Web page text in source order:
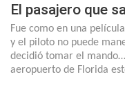
El pasajero que
Fue como en una
y el piloto no puede
decidió tomar el
aeropuerto de Florida